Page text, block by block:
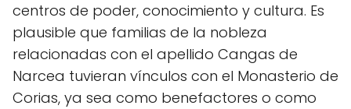
centros de poder, conocimiento y cultura. Es
plausible que familias de la nobleza
relacionadas con el apellido Cangas de
Narcea tuvieran vínculos con el Monasterio de
Corias, ya sea como benefactores o como